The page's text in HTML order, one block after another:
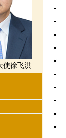
使徐飞洪